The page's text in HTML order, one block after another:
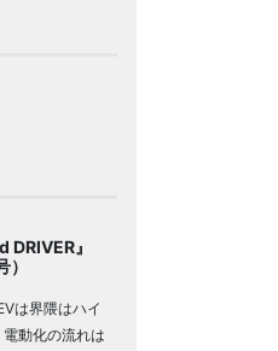
DRIVER』
は界隈はハイ
動化の流れは